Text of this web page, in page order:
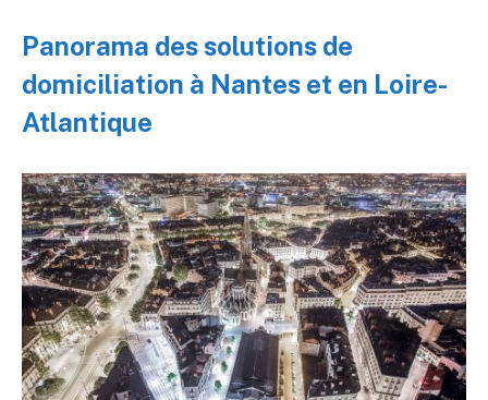
Panorama des solutions de
domiciliation à Nantes et en Loire-
Atlantique